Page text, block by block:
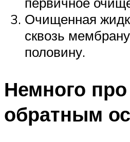
Очищенная
сквозь
половину.
Немного
обратным